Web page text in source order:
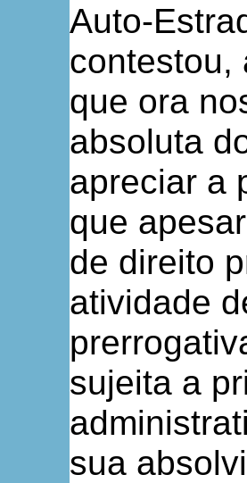
Auto-
contestou,
que ora
absoluta
apreciar a
que
de direito
atividade
sujeita a
sua